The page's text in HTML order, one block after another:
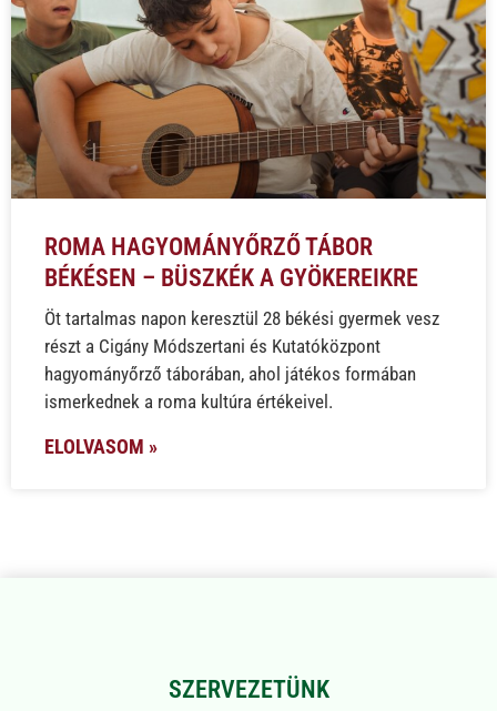
ROMA HAGYOMÁNYŐRZŐ TÁBOR
BÉKÉSEN – BÜSZKÉK A GYÖKEREIKRE
Öt tartalmas napon keresztül 28 békési gyermek vesz
részt a Cigány Módszertani és Kutatóközpont
hagyományőrző táborában, ahol játékos formában
ismerkednek a roma kultúra értékeivel.
ELOLVASOM »
SZERVEZETÜNK